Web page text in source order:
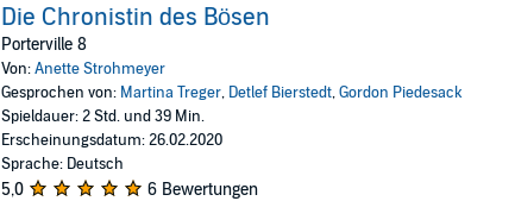
Die Chronistin des Bösen
Porterville 8
Von:Anette Strohmeyer
Gesprochen von: Martina Treger, Detlef Bierstedt,Gordon Piedesack
Spieldauer: 2 Std. und 39 Min.
Erscheinungsdatum: 26.02.2020
Sprache: Deutsch
5,0 6 Bewertungen